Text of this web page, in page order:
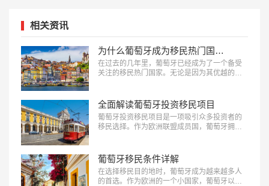
相关资讯
为什么葡萄牙成为移民热门国家？
在过去的几年里，葡萄牙已经成为了一个备受
关注的移民热门国家。无论是因为其优越的地
为什么葡萄牙成为移民热门国家？美福国际为
您盘点一下葡萄牙移民的优势。…
全面解读葡萄牙投资移民项目
葡萄牙投资移民项目是一项吸引众多投资者的
移民选择。作为欧洲联盟成员国，葡萄牙拥有
面解读葡萄牙投资移民项目，帮助您了解该项
目的相关信息，以便做出明智的决策。…
葡萄牙移民条件详解
在选择移民目的地时，葡萄牙成为越来越多人
的首选。作为欧洲的一个小国家，葡萄牙以其